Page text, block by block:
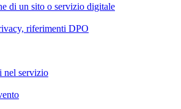
di un sito o servizio digitale
riferimenti DPO
nel servizio